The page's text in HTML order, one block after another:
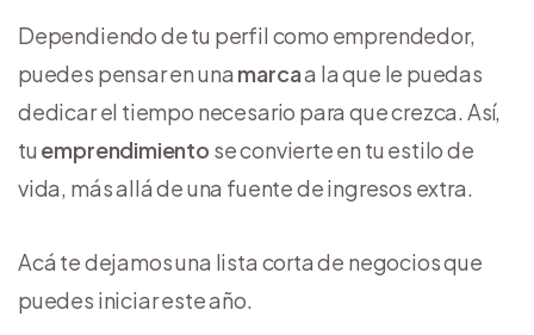
Dependiendo de tu perfil como emprendedor,
puedes pensar en una marcaa la que le puedas
dedicar el tiempo necesario para que crezca. Así,
tu emprendimiento se convierte en tu estilo de
vida, más allá de una fuente de ingresos extra.
Acá te dejamos una lista corta de negocios que
puedes iniciar este año.